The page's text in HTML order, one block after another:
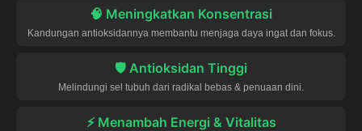
🧠 Meningkatkan Konsentrasi
Kandungan antioksidannya membantu menjaga daya ingat dan fokus.
🛡️ Antioksidan Tinggi
Melindungi sel tubuh dari radikal bebas & penuaan dini.
⚡ Menambah Energi & Vitalitas